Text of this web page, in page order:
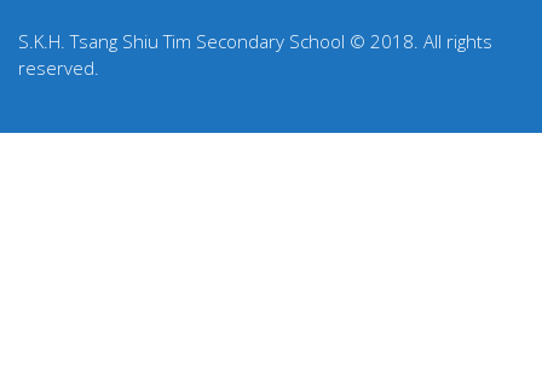
S.K.H. Tsang Shiu Tim Secondary School © 2018. All rights
reserved.